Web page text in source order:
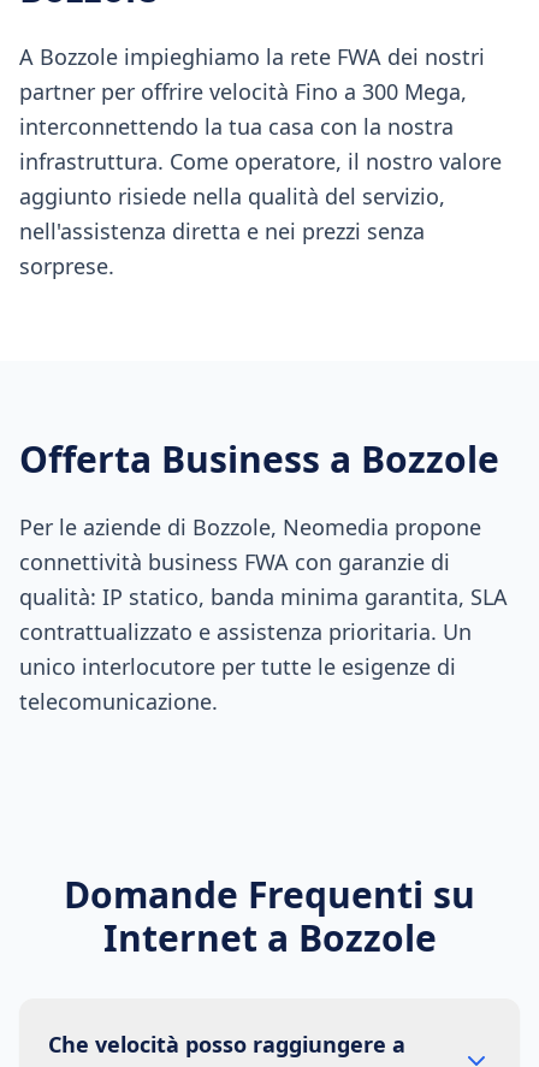
A Bozzole impieghiamo la rete FWA dei nostri
partner per offrire velocità Fino a 300 Mega,
interconnettendo la tua casa con la nostra
infrastruttura. Come operatore, il nostro valore
aggiunto risiede nella qualità del servizio,
nell'assistenza diretta e nei prezzi senza
sorprese.
Offerta Business a Bozzole
Per le aziende di Bozzole, Neomedia propone
connettività business FWA con garanzie di
qualità: IP statico, banda minima garantita, SLA
contrattualizzato e assistenza prioritaria. Un
unico interlocutore per tutte le esigenze di
telecomunicazione.
Domande Frequenti su
Internet a Bozzole
Che velocità posso raggiungere a